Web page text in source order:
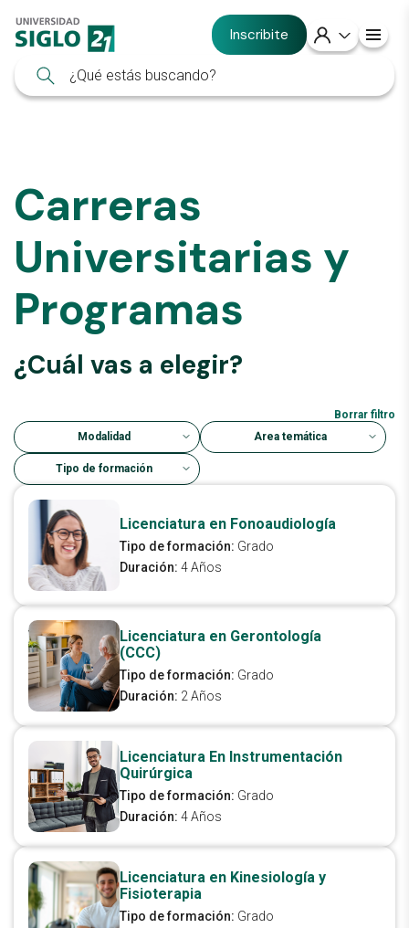
Inscribite
Carreras
Universitarias y
Programas
¿Cuál vas a elegir?
Borrar filtro
Modalidad
Área temática
Tipo de formación
Licenciatura en Fonoaudiología
Tipo de formación: Grado
Duración: 4 Años
Licenciatura en Gerontología
(CCC)
Tipo de formación: Grado
Duración: 2 Años
Licenciatura En Instrumentación
Quirúrgica
Tipo de formación: Grado
Duración: 4 Años
Licenciatura en Kinesiología y
Fisioterapia
Tipo de formación: Grado